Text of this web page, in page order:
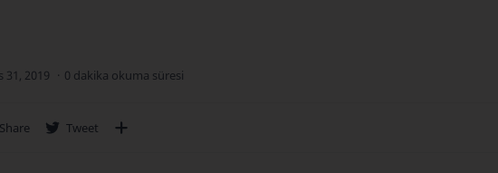
0 dakika okuma süresi